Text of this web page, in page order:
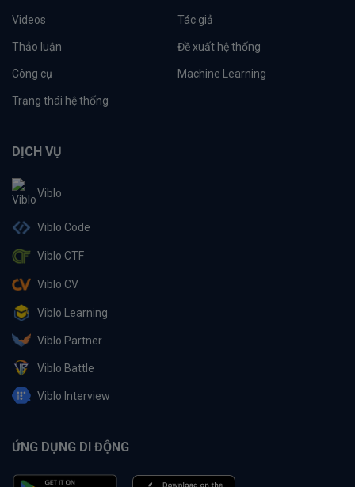
Videos Tác giả
Thảo luận Đề xuất hệ thống
Công cụ Machine Learning
Trạng thái hệ thống
DỊCH VỤ
Viblo
Viblo Code
Viblo CTF
Viblo CV
Viblo Learning
Viblo Partner
Viblo Battle
Viblo Interview
ỨNG DỤNG DI ĐỘNG